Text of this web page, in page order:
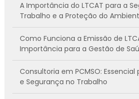
A Importância do LTCAT para a
Trabalho e a Proteção do
Como Funciona a Emissão de
Importância para a Gestão de
Consultoria em PCMSO:
e Segurança no Trabalho